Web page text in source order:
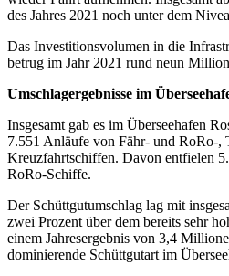
des Jahres 2021 noch unter dem
Das Investitionsvolumen in die
betrug im Jahr 2021 rund neun
Umschlagergebnisse im
Insgesamt gab es im Überseehafen
7.551 Anläufe von Fähr- und RoRo-,
Kreuzfahrtschiffen. Davon entfielen
RoRo-Schiffe.
Der Schüttgutumschlag lag mit
zwei Prozent über dem bereits sehr
einem Jahresergebnis von 3,4
dominierende Schüttgutart im